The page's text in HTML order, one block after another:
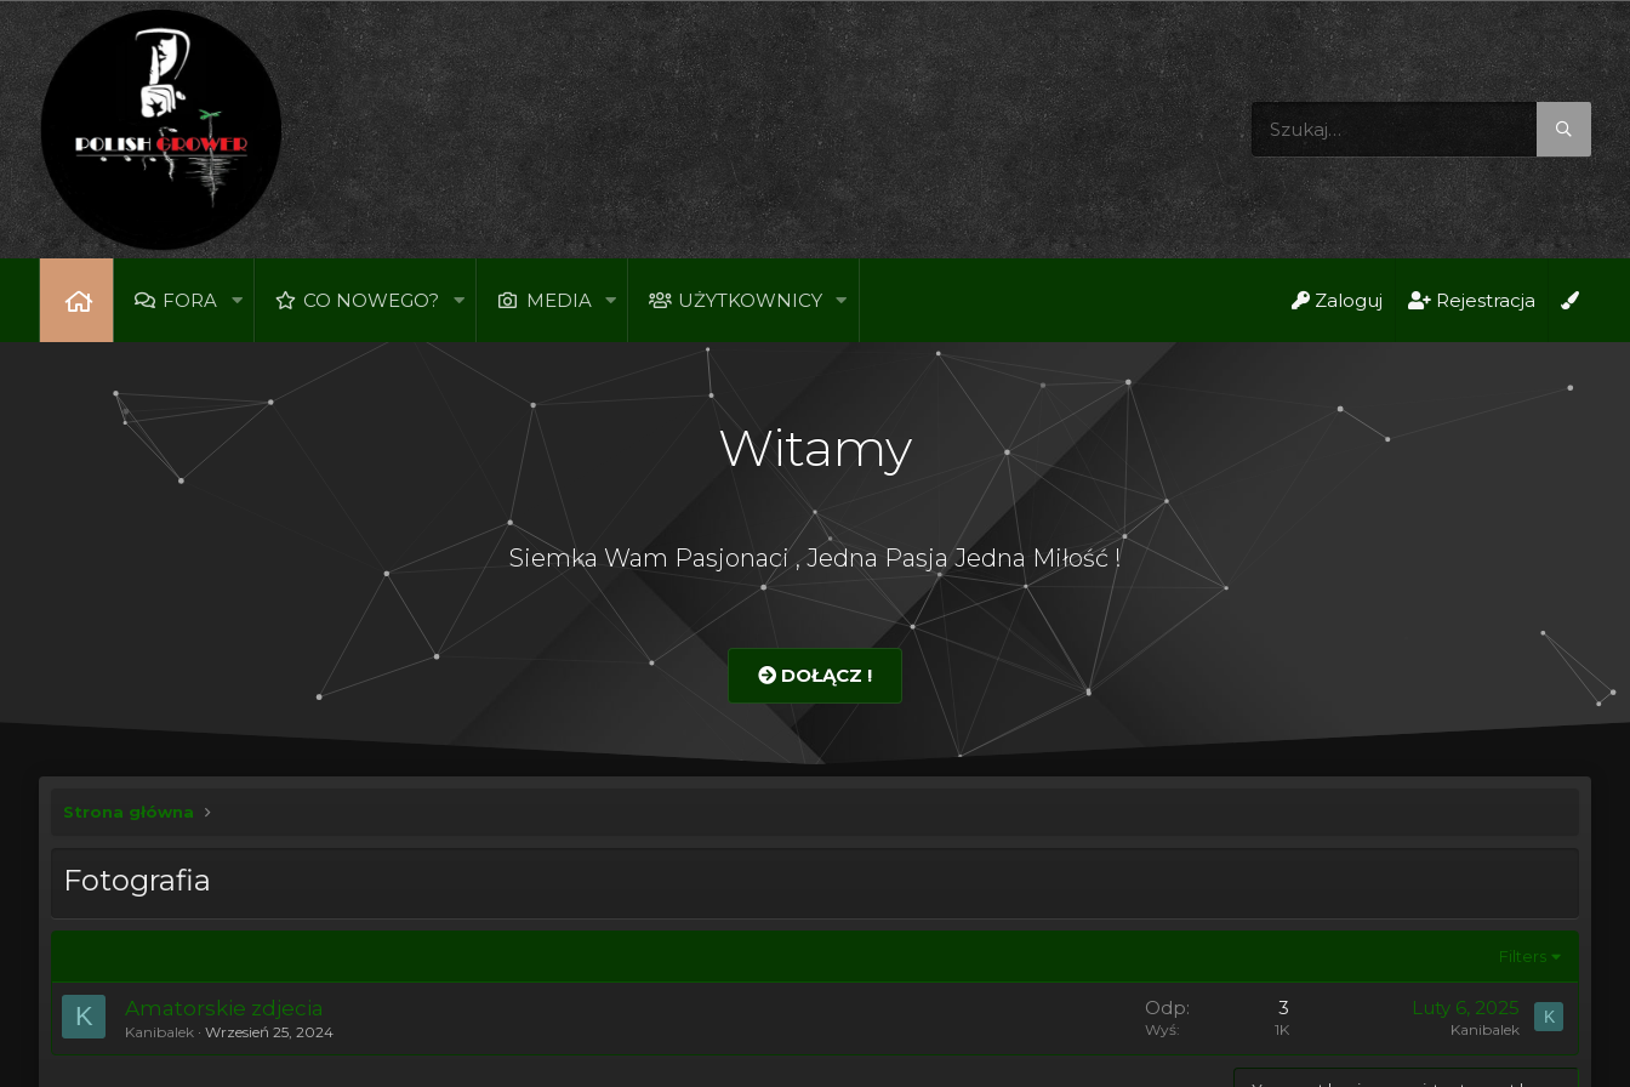
FORA CO NOWEGO? MEDIA UŻYTKOWNICY Zaloguj Rejestracja
Witamy
Siemka Wam Pasjonaci , Jedna Pasja Jedna Miłość !
DOŁĄCZ !
Strona główna
Fotografia
Filters
K Amatorskie zdjecia
Kanibalek Wrzesień 25, 2024
Odp 3
Wyś 1K
Luty 6, 2025
Kanibalek
K